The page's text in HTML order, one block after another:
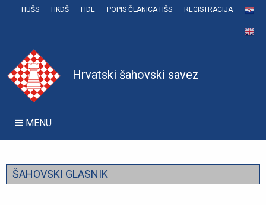
HUŠS HKDŠ FIDE POPIS ČLANICA HŠS REGISTRACIJA
Hrvatski šahovski savez
MENU
ŠAHOVSKI GLASNIK